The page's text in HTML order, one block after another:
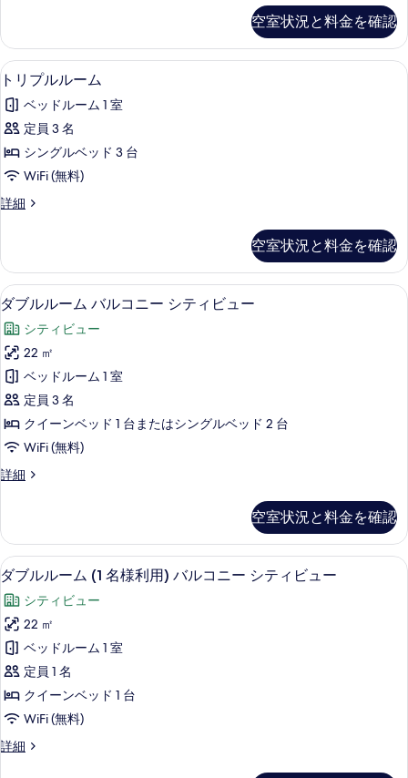
べ
て
の
写
真
を
示
る
の
詳
細
べ
て
の
写
真
を
表
示
ル
ー
ム
詳
細
空室状況と料金を確認
ト
リ
プ
ル
ル
ー
ム
す
べ
て
の
写
真
を
表
示
す
高級寝具、ミニバー、セーフティボ
2
トリプルルーム
ベッドルーム 1 室
定員 3 名
シングルベッド 3 台
WiFi (無料)
詳細
ト
ル
ー
ム
の
詳
細
空室状況と料金を確認
ダ
ブ
ル
ル
ー
ム
バ
ル
コ
ー
シ
テ
ィ
ビ
ュ
ー
の
す
べ
高級寝具、ミニバー、セーフティボ
14
ダブルルーム バルコニー シティビュー
シティビュー
22 ㎡
ベッドルーム 1 室
定員 3 名
クイーンベッド 1 台またはシングルベッド 2 台
WiFi (無料)
詳細
ダ
ー
ム
バ
ル
コ
ニ
ー
シ
テ
ィ
ビ
ュ
の
空室状況と料金を確認
ダ
ブ
ル
ル
ー
ム
(1
名
様
高級寝具、ミニバー、セーフティボ
14
ダブルルーム (1 名様利用) バルコニー シティビュー
シティビュー
22 ㎡
ベッドルーム 1 室
定員 1 名
クイーンベッド 1 台
WiFi (無料)
詳細
ダ